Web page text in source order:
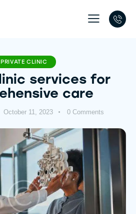
PRIVATE CLINIC
services for
care
October 11, 2023 0 Comments